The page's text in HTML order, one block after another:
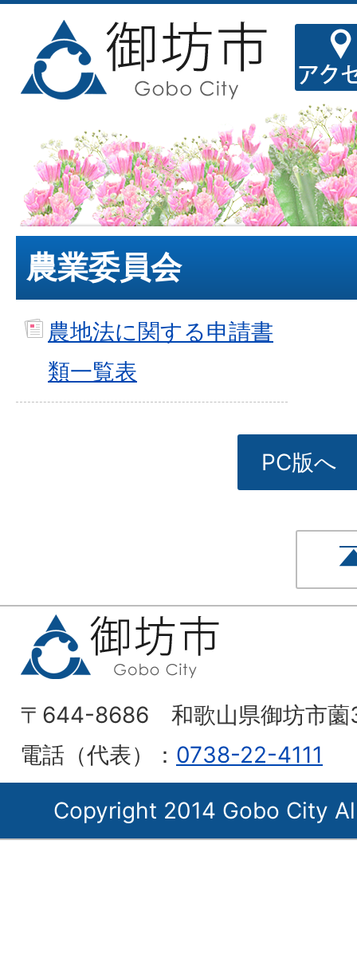
農業委員会
農地法に関する申請書
類一覧表
PC版へ
〒644-8686 和歌山県御坊市薗
電話（代表）： 0738-22-4111
Copyright 2014 Gobo City